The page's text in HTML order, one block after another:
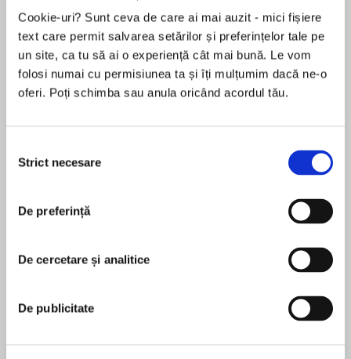
Cookie-uri? Sunt ceva de care ai mai auzit - mici fișiere
text care permit salvarea setărilor și preferințelor tale pe
un site, ca tu să ai o experiență cât mai bună. Le vom
folosi numai cu permisiunea ta și îți mulțumim dacă ne-o
oferi. Poți schimba sau anula oricând acordul tău.
consimțământului
Strict necesare
De preferință
De cercetare și analitice
De publicitate
de...
Dani Francis
la...
Lauren Weisberger Sohn Won-pyung
înțelepciune practică și de experiențe din viața
reală. Cartea de față îți propune abordări
între a duce o viață mediocră și una plină de
aplicare sugestiile prezentate pentru a-ți spori
fericirea și eficiența, pentru a deveni mai
capabil să faci față tuturor provocărilor.
Avându-l pe Zig Ziglar ca profesor, vei învăța
În acest moment nu există recenzii
pentru această carte